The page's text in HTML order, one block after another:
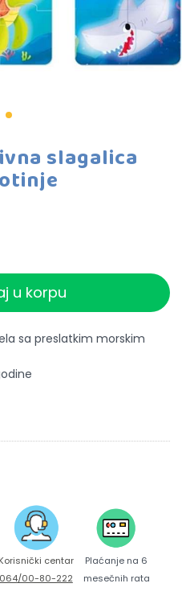
slagalica
u korpu
sa preslatkim morskim
Korisnički centar
064/00-80-222
Plaćanje na 6
mesečnih rata